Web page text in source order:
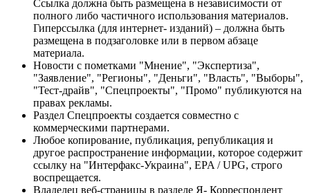
Ссылка должна быть размещена в независимости от
полного либо частичного использования материалов.
Гиперссылка (для интернет- изданий) – должна быть
размещена в подзаголовке или в первом абзаце
материала.
Новости с пометками "Мнение", "Экспертиза",
"Заявление", "Регионы", "Деньги", "Власть", "Выборы",
"Тест-драйв", "Спецпроекты", "Промо" публикуются на
правах рекламы.
Раздел Спецпроекты создается совместно с
коммерческими партнерами.
Любое копирование, публикация, републикация и
другое распространение информации, которое содержит
ссылку на "Интерфакс-Украина", EPA / UPG, строго
воспрещается.
Владелец веб-страницы в разделе Я- Корреспондент